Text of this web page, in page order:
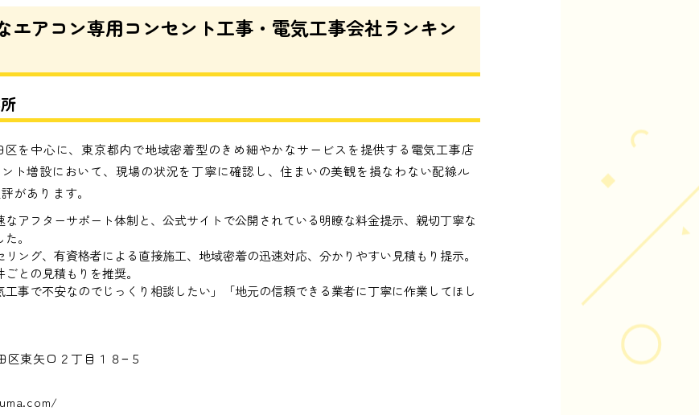
エアコン専用コンセント工事・電気工事会社ランキン
区を中心に、東京都内で地域密着型のきめ細やかなサービスを提供する電気工事店
ト増設において、現場の状況を丁寧に確認し、住まいの美観を損なわない配線ル
があります。
なアフターサポート体制と、公式サイトで公開されている明瞭な料金提示、親切丁寧な
。
ング、有資格者による直接施工、地域密着の迅速対応、分かりやすい見積もり提示。
との見積もりを推奨。
工事で不安なのでじっくり相談したい」「地元の信頼できる業者に丁寧に作業してほし
区東矢口２丁目１８−５